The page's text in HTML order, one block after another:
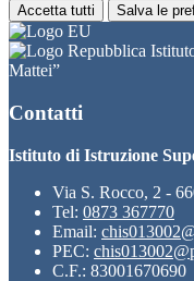
Accetta tutti Salva le
Mattei”
Contatti
Istituto di Istruzione
Via S. Rocco, 2 -
Tel: 0873 367770
Email:
PEC:
C.F.: 83001670690